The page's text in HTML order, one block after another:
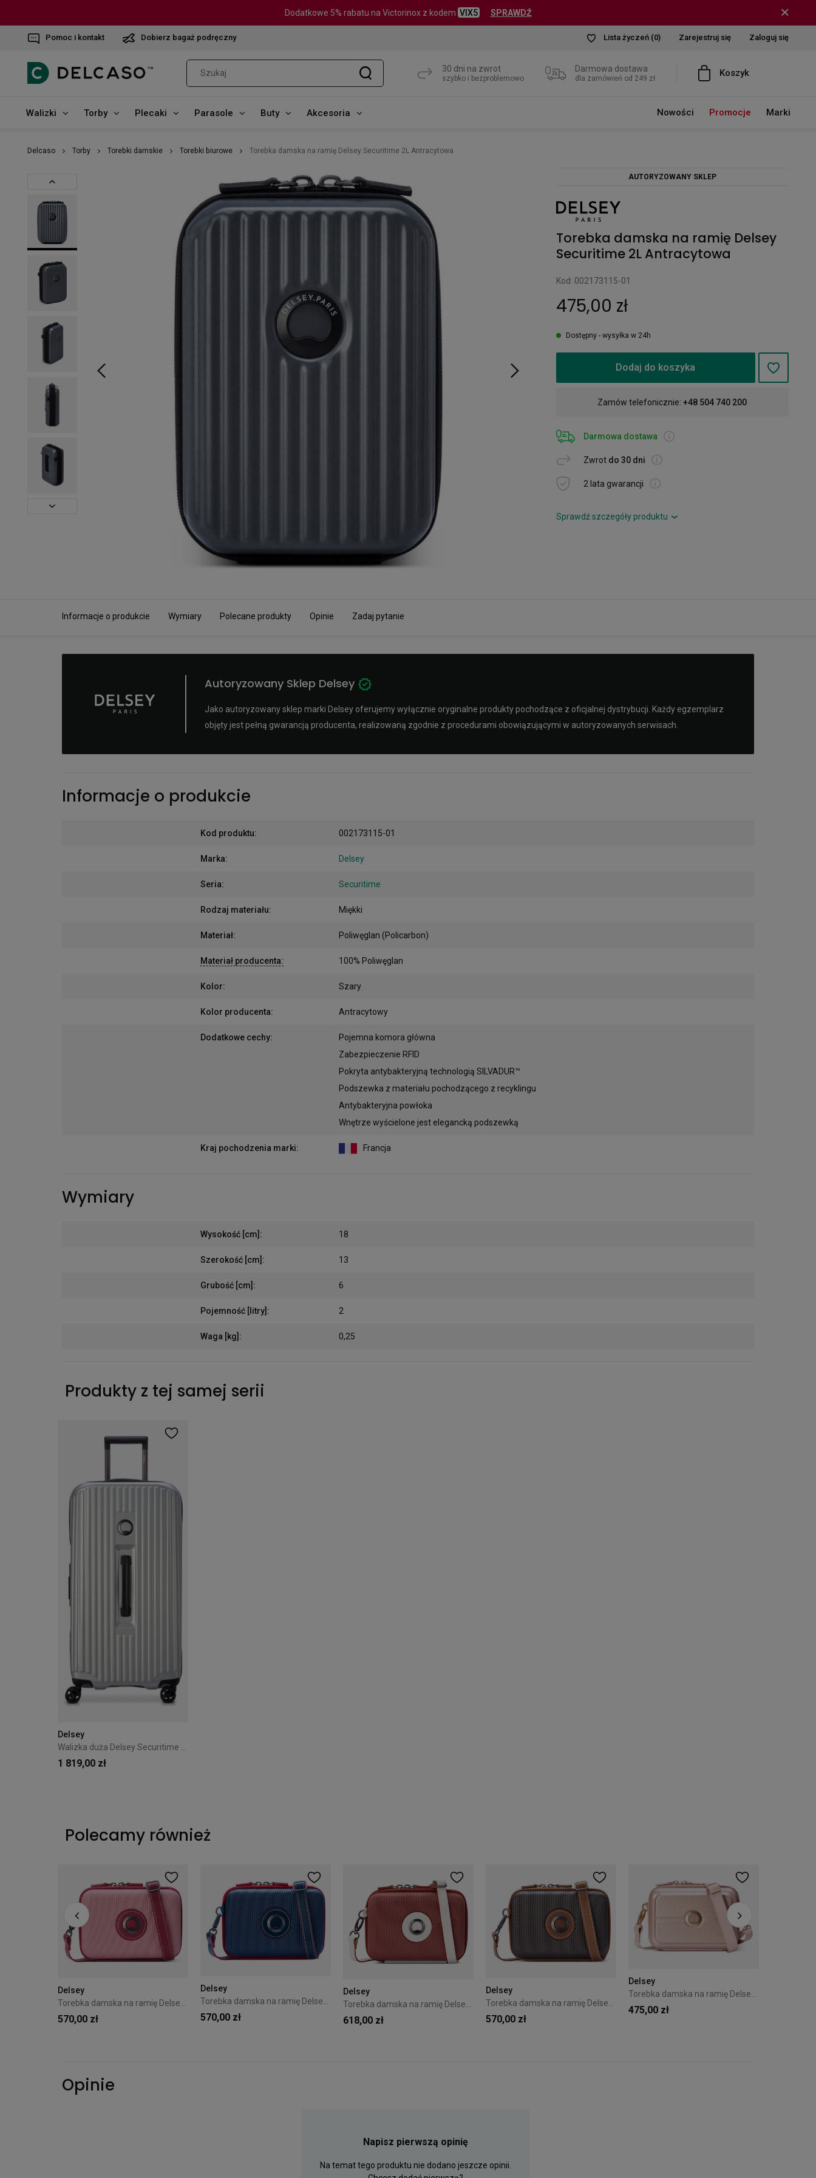
Dodatkowe 5% rabatu na Victorinox z kodem VIX5 SPRAWDŹ
Pomoc i kontakt Dobierz bagaż podręczny Lista życzeń (0) Zarejestruj się Zaloguj się
30 dni na zwrot
szybko i bezproblemowo
Darmowa dostawa
dla zamówień od 249 zł Koszyk
Walizki Torby Plecaki Parasole Buty Akcesoria Nowości Promocje Marki
Delcaso Torby Torebki damskie Torebki biurowe Torebka damska na ramię Delsey Securitime 2L Antracytowa
AUTORYZOWANY SKLEP
Torebka damska na ramię Delsey
Securitime 2L Antracytowa
Kod: 002173115-01
475,00 zł
Dostępny - wysyłka w 24h
Dodaj do koszyka
Zamów telefonicznie:+48 504 740 200
Darmowa dostawa
Zwrot do 30 dni
2 lata gwarancji
Sprawdź szczegóły produktu ›
Informacje o produkcie Wymiary Polecane produkty Opinie Zadaj pytanie
Autoryzowany Sklep Delsey
Jako autoryzowany sklep marki Delsey oferujemy wyłącznie oryginalne produkty pochodzące z oficjalnej dystrybucji. Każdy egzemplarz
objęty jest pełną gwarancją producenta, realizowaną zgodnie z procedurami obowiązującymi w autoryzowanych serwisach.
Informacje o produkcie
Kod produktu: 002173115-01
Marka: Delsey
Seria: Securitime
Rodzaj materiału: Miękki
Materiał: Poliwęglan (Policarbon)
Materiał producenta: 100% Poliwęglan
Kolor: Szary
Kolor producenta: Antracytowy
Dodatkowe cechy:
Pojemna komora główna
Zabezpieczenie RFID
Pokryta antybakteryjną technologią SILVADUR™
Podszewka z materiału pochodzącego z recyklingu
Antybakteryjna powłoka
Wnętrze wyścielone jest elegancką podszewką
Kraj pochodzenia marki: Francja
Wymiary
Wysokość [cm] : 18
Szerokość [cm] : 13
Grubość [cm] : 6
Pojemność [litry] : 2
Waga [kg] : 0,25
Produkty z tej samej serii
Delsey
1 819,00 zł
Polecamy również
Delsey
570,00 zł
Delsey
Torebka damska na ramię Delsey Chatelet Air 2.0 Niebieska
570,00 zł
Delsey
Torebka damska na ramię Delsey Chatelet Air 2.0 Bordowa
618,00 zł
Delsey
570,00 zł
Delsey
475,00 zł
Opinie
Napisz pierwszą opinię
Na temat tego produktu nie dodano jeszcze opinii.